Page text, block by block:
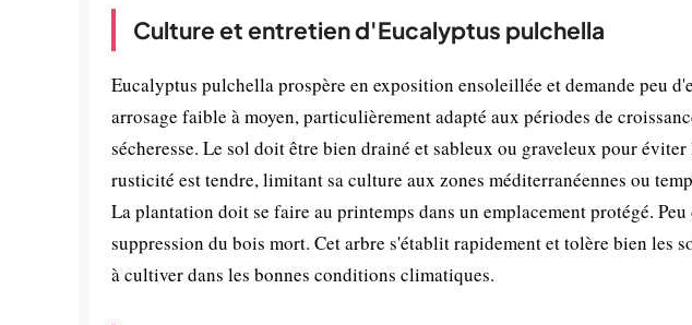
Culture et entretien d'Eucalyptus pulchella
Eucalyptus pulchella prospère en exposition ensoleillée et demande peu
arrosage faible à moyen, particulièrement adapté aux périodes de
sécheresse. Le sol doit être bien drainé et sableux ou graveleux pour
rusticité est tendre, limitant sa culture aux zones méditerranéennes ou
La plantation doit se faire au printemps dans un emplacement protégé.
suppression du bois mort. Cet arbre s'établit rapidement et tolère bien les
à cultiver dans les bonnes conditions climatiques.